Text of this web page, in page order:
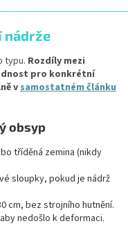
nádrže
typu. Rozdíly mezi
pro konkrétní
v samostatném článku
obsyp
tříděná zemina (nikdy
sloupky, pokud je nádrž
cm, bez strojního hutnění.
nedošlo k deformaci.